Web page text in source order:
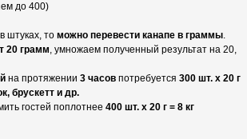
до 400)
штуках, то можно перевести канапе в граммы.
20 грамм, умножаем полученный результат на 20,
на протяжении 3 часов потребуется 300 шт. х 20 г
брускетт и др.
гостей поплотнее 400 шт. х 20 г = 8 кг